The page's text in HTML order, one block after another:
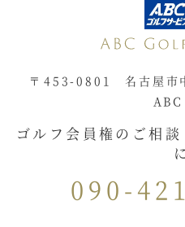
〒453-0801 名古屋市
ABC
ゴルフ会員権のご相
090-